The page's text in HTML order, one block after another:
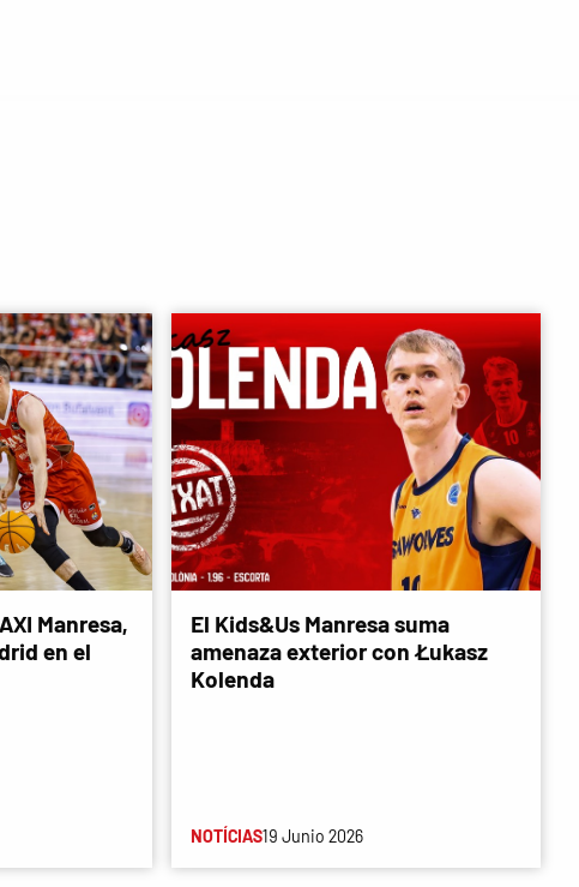
Manresa,
en el
El Kids&Us Manresa suma
amenaza exterior con Łukasz
Kolenda
NOTÍCIAS19 Junio 2026